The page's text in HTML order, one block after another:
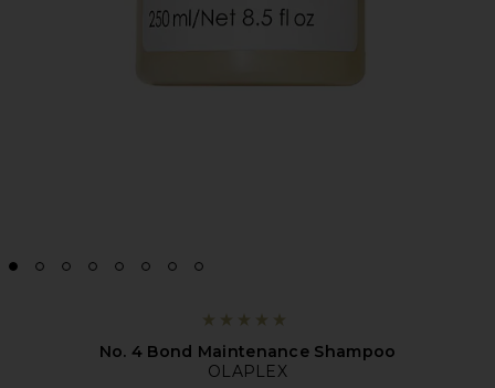
No. 4 Bond Maintenance Shampoo
OLAPLEX